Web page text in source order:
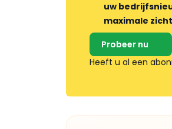
uw
maximale
Probeer nu
Heeft u al een